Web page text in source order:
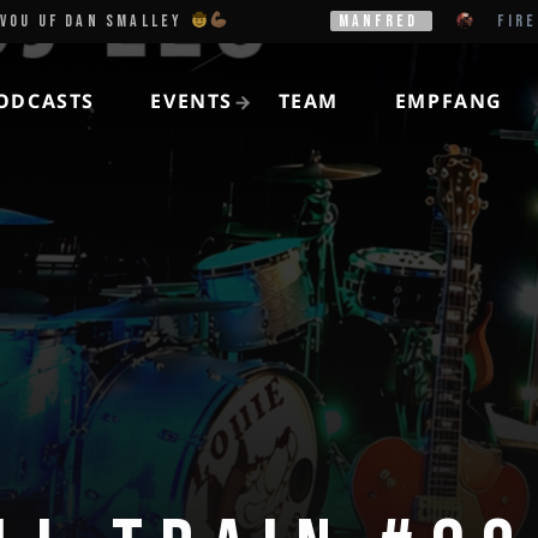
DAN SMALLEY MANFRED
EVENTS TEAM EMPFANG